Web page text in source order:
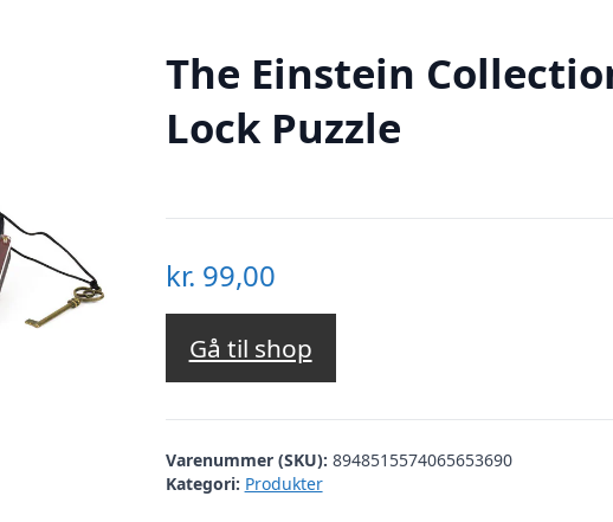
The Einstein
Lock Puzzle
kr. 99,00
Gå til shop
Varenummer (SKU): 8948515574065653690
Kategori: Produkter